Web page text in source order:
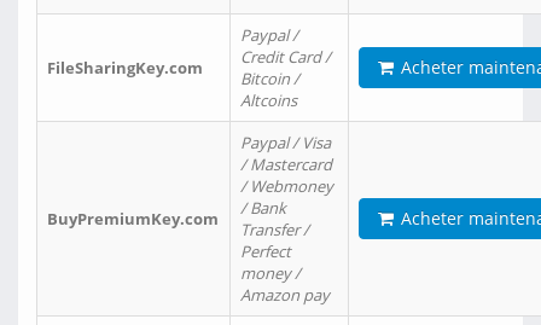
FileSharingKey.com
Paypal /
Credit Card /
Bitcoin /
Altcoins
Acheter
BuyPremiumKey.com
Paypal / Visa
/ Mastercard
/ Webmoney
/ Bank
Transfer /
Perfect
money /
Amazon pay
Acheter